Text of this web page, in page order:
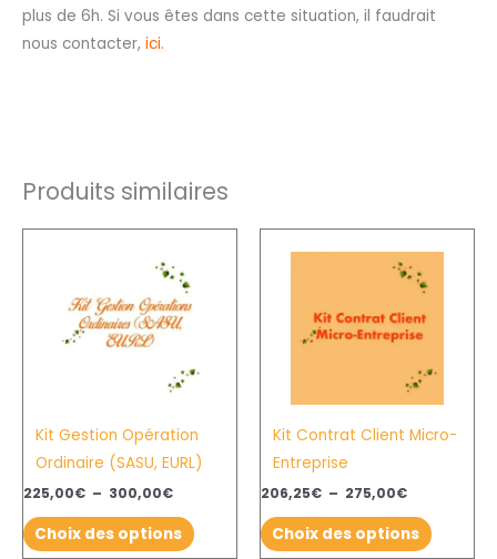
plus de 6h. Si vous êtes dans cette situation, il faudrait
nous contacter, ici.
Produits similaires
Kit Gestion Opération
Ordinaire (SASU, EURL)
225,00€ – 300,00€
prix :
225,00€
à
300,00€
Choix des options
Les
peuvent
être
la
Kit Contrat Client Micro-
Entreprise
206,25€ – 275,00€
de
prix :
206,25€
275,00€
Choix des options
Les
options
peuvent
la